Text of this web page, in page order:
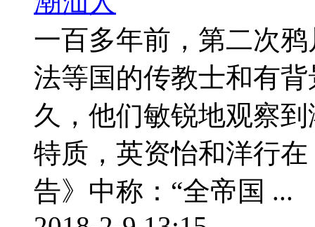
一百多年前，第二次
法等国的传教士和有
久，他们敏锐地观察
特质，英资怡和洋行
告》中称：“全帝国 ...